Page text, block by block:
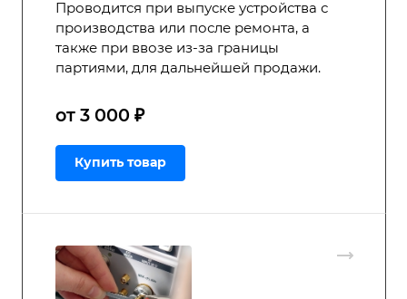
Проводится при выпуске устройства с
производства или после ремонта, а
также при ввозе из-за границы
партиями, для дальнейшей продажи.
от 3 000 ₽
Купить товар